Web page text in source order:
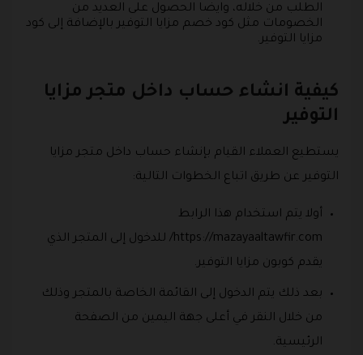
الطلب من خلاله، وايضا الحصول على العديد من
الخصومات مثل كود خصم مزايا التوفير بالإضافة إلى كود
مزايا التوفير.
كيفية انشاء حساب داخل متجر مزايا
التوفير
يستطيع العملاء القيام بإنشاء حساب داخل متجر مزايا
التوفير عن طريق اتباع الخطوات التالية:
أولا يتم استخدام هذا الرابط
https://mazayaaltawfir.com/ للدخول إلى المتجر الذي
يقدم كوبون مزايا التوفير.
بعد ذلك يتم الدخول إلى القائمة الخاصة بالمتجر وذلك
من خلال النقر في أعلى جهة اليمين من الصفحة
الرئيسية.